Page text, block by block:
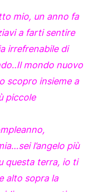
mio, un anno fa
a farti sentire
irrefrenabile di
mondo nuovo
scopro insieme a
piccole
l’angelo più
questa terra, io ti
alto sopra la